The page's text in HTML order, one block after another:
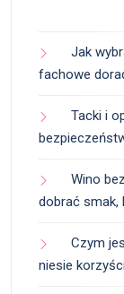
Jak
fachowe
Tacki i
Wino
dobrać smak,
Czym
niesie